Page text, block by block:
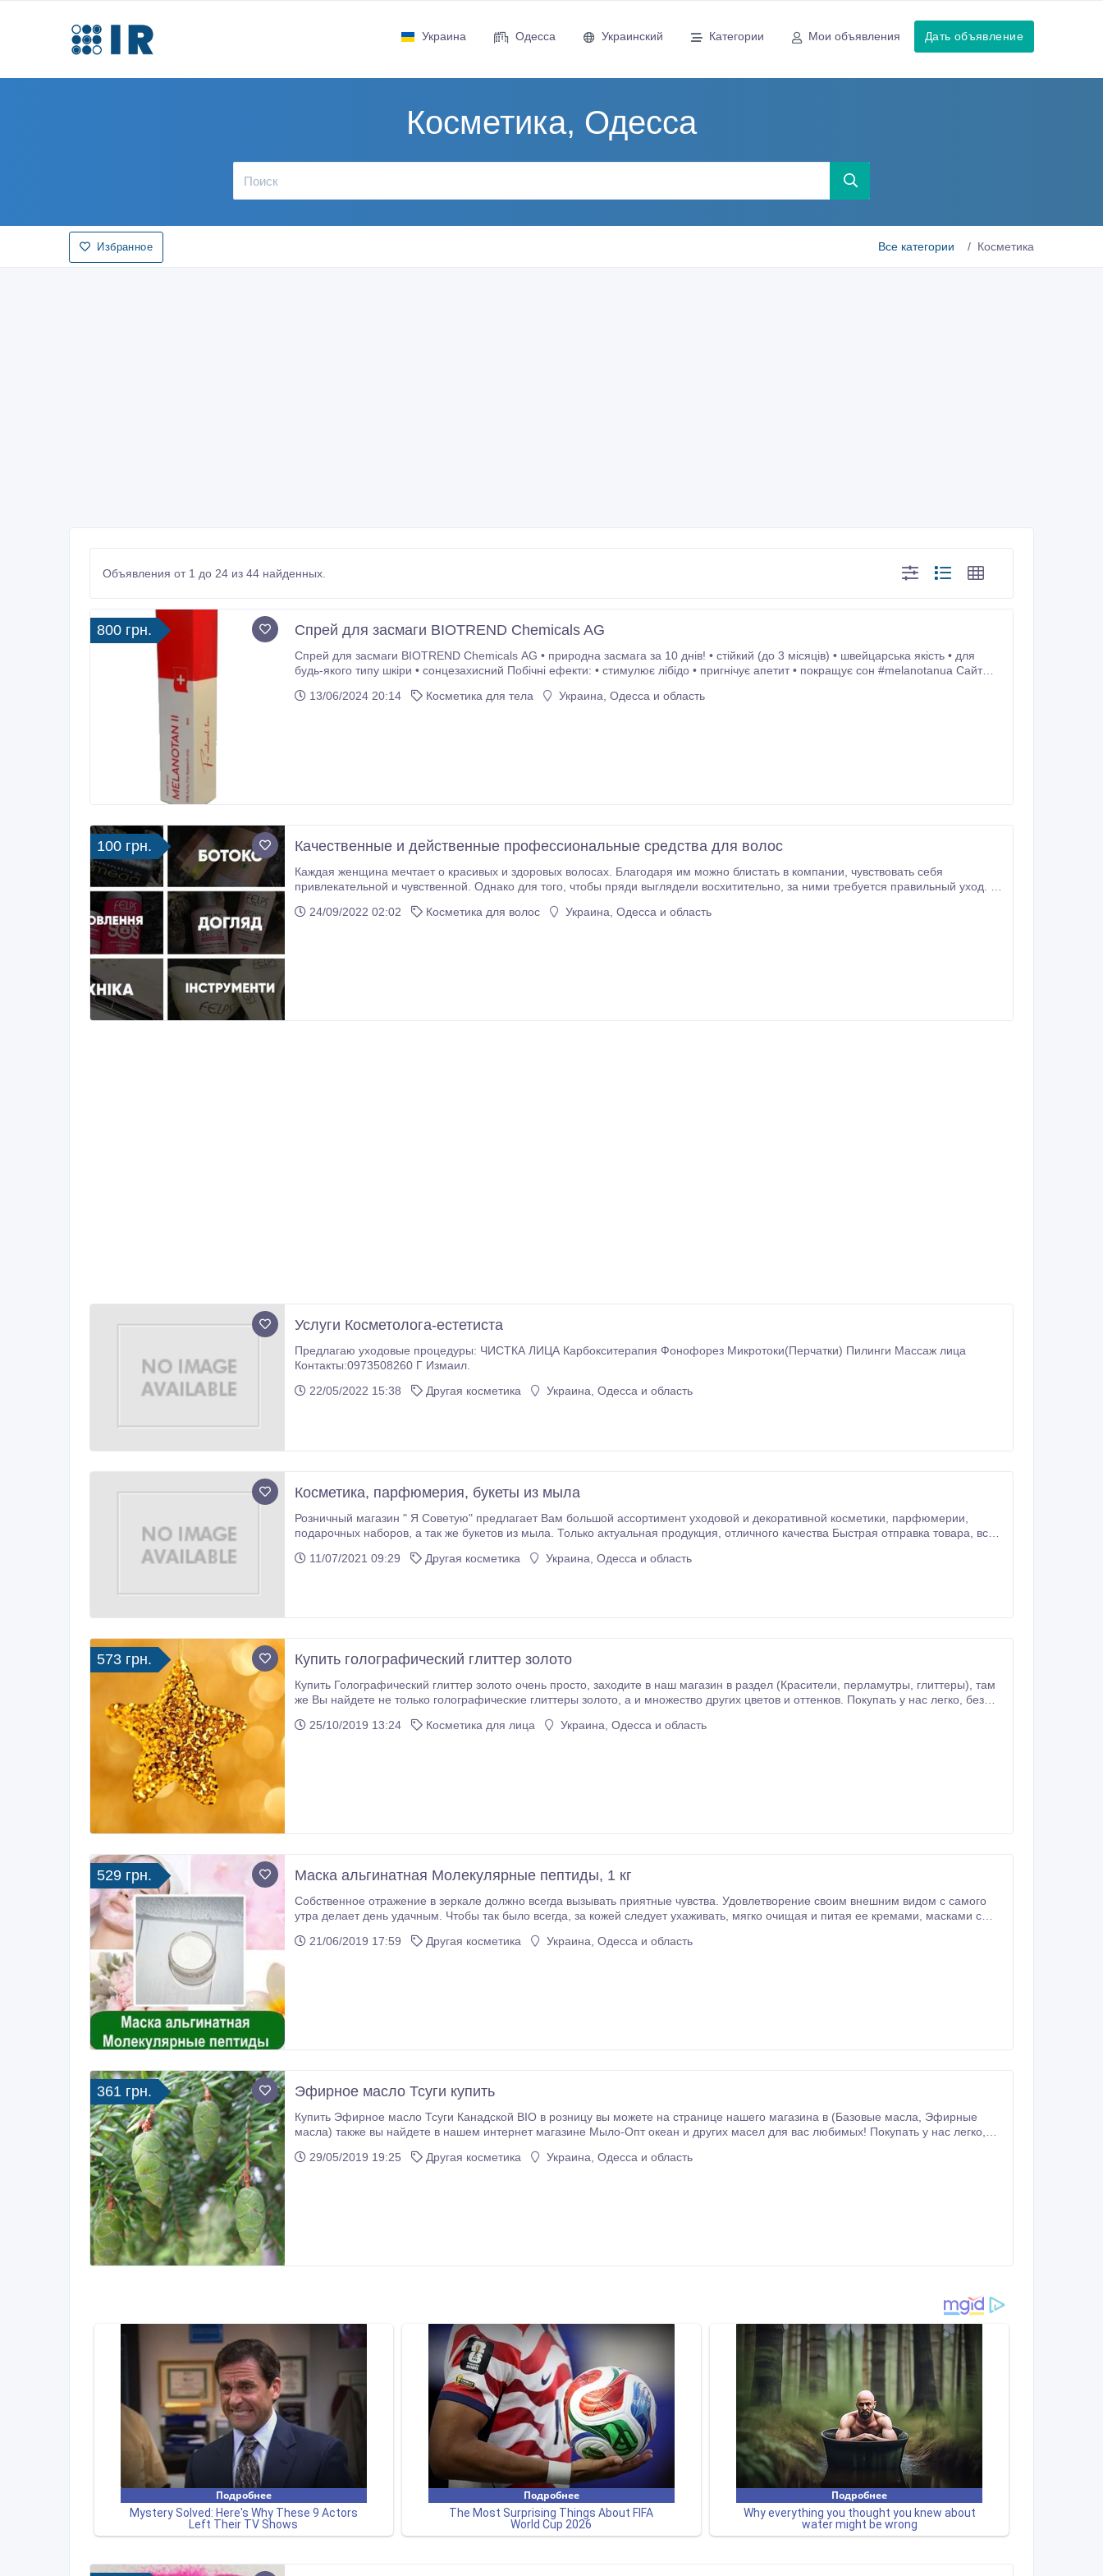
Украина Одесса Украинский Категории Мои объявления Дать объявление
Косметика, Одесса
Избранное Все категории Косметика
Объявления от 1 до 24 из 44 найденных.
800 грн. Спрей для засмаги BIOTREND Chemicals AG
Спрей для засмаги BIOTREND Chemicals AG • природна засмага за 10 днів! • стійкий (до 3 місяців) • швейцарська якість • для
будь-якого типу шкіри • сонцезахисний Побічні ефекти: • стимулює лібідо • пригнічує апетит • покращує сон #melanotanua Cайт
13/06/2024 20:14
Косметика для тела Украина, Одесса и область
100 грн. Качественные и действенные профессиональные средства для волос
Каждая женщина мечтает о красивых и здоровых волосах. Благодаря им можно блистать в компании, чувствовать себя
привлекательной и чувственной. Однако для того, чтобы пряди выглядели восхитительно, за ними требуется правильный уход. И
салоне или дома, то обязательно посетите мaгaзин “Бразил-Проф”.
24/09/2022 02:02 Косметика для волос Украина, Одесса и область
Услуги Косметолога-естетиста
Предлагаю уходовые процедуры: ЧИСТКА ЛИЦА Карбокситерапия Фонофорез Микротоки(Перчатки) Пилинги Массаж лица
Контакты:0973508260 Г Измаил.
22/05/2022 15:38
Другая косметика Украина, Одесса и область
Косметика, парфюмерия, букеты из мыла
Розничный магазин " Я Советую" предлагает Вам большой ассортимент уходовой и декоративной косметики, парфюмерии,
подарочных наборов, а так же букетов из мыла. Только актуальная продукция, отличного качества Быстрая отправка товара, все
выбором товара.
11/07/2021 09:29 Другая косметика Украина, Одесса и область
573 грн. Купить голографический глиттер золото
Купить Голографический глиттер золото очень просто, заходите в наш магазин в раздел (Красители, перламутры, глиттеры), там
же Вы найдете не только голографические глиттеры золото, а и множество других цветов и оттенков. Покупать у нас легко, без
25/10/2019 13:24
Косметика для лица Украина, Одесса и область
529 грн. Маска альгинатная Молекулярные пептиды, 1 кг
Собственное отражение в зеркале должно всегда вызывать приятные чувства. Удовлетворение своим внешним видом с самого
утра делает день удачным. Чтобы так было всегда, за кожей следует ухаживать, мягко очищая и питая ее кремами, масками с
уровне, не допуская преждевременного старения кожи лица.
21/06/2019 17:59 Другая косметика Украина, Одесса и область
361 грн. Эфирное масло Тсуги купить
Купить Эфирное масло Тсуги Канадской BIO в розницу вы можете на странице нашего магазина в (Базовые масла, Эфирные
масла) также вы найдете в нашем интернет магазине Мыло-Опт океан и других масел для вас любимых! Покупать у нас легко,
29/05/2019 19:25
Другая косметика Украина, Одесса и область